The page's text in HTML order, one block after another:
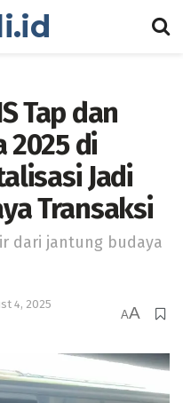
Tap dan
2025 di
Jadi
Transaksi
dari jantung budaya
4, 2025
AA